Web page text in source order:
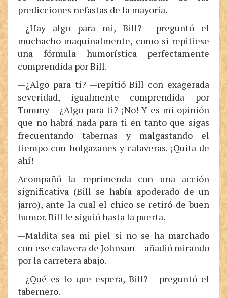
predicciones nefastas de la mayoría.
—¿Hay algo para mi, Bill? —preguntó el
muchacho maquinalmente, como si repitiese
una fórmula humorística perfectamente
comprendida por Bill.
—¿Algo para ti? —repitió Bill con exagerada
severidad, igualmente comprendida por
Tommy— ¿Algo para ti? ¡No! Y es mi opinión
que no habrá nada para ti en tanto que sigas
frecuentando tabernas y malgastando el
tiempo con holgazanes y calaveras. ¡Quita de
ahí!
Acompañó la reprimenda con una acción
significativa (Bill se había apoderado de un
jarro), ante la cual el chico se retiró de buen
humor. Bill le siguió hasta la puerta.
—Maldita sea mi piel si no se ha marchado
con ese calavera de Johnson —añadió mirando
por la carretera abajo.
—¿Qué es lo que espera, Bill? —preguntó el
tabernero.